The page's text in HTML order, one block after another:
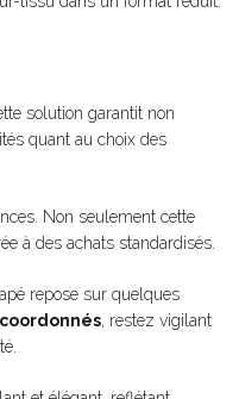
solution garantit non
quant au choix des
Non seulement cette
à des achats standardisés.
repose sur quelques
, restez vigilant